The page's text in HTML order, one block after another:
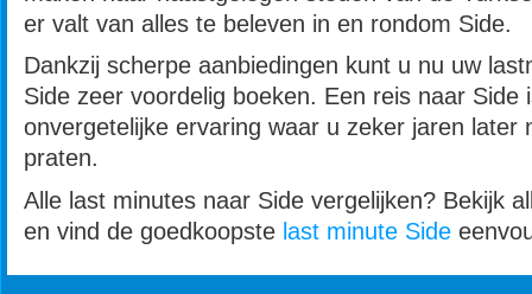
er valt van alles te beleven in en rondom Side.
Dankzij scherpe aanbiedingen kunt u nu uw
Side zeer voordelig boeken. Een reis naar Side
onvergetelijke ervaring waar u zeker jaren later
praten.
Alle last minutes naar Side vergelijken? Bekijk
en vind de goedkoopste last minute Side